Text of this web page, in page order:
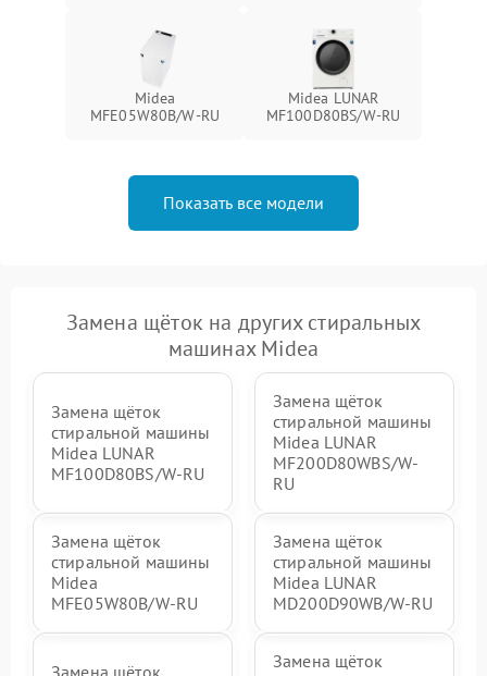
Midea
MFE05W80B/W-RU
Midea LUNAR
MF100D80BS/W-RU
Показать все модели
Замена щёток на других стиральных
машинах Midea
Замена щёток
стиральной машины
Midea LUNAR
MF100D80BS/W-RU
Замена щёток
стиральной машины
Midea LUNAR
MF200D80WBS/W-
RU
Замена щёток
стиральной машины
Midea
MFE05W80B/W-RU
Замена щёток
стиральной машины
Midea LUNAR
MD200D90WB/W-RU
Замена щёток
Замена щёток